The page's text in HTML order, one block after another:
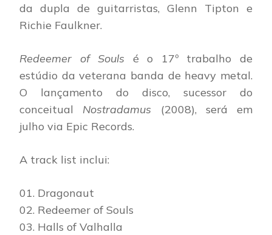
da dupla de guitarristas, Glenn Tipton e
Richie Faulkner.
Redeemer of Souls é o 17º trabalho de
estúdio da veterana banda de heavy metal.
O lançamento do disco, sucessor do
conceitual Nostradamus (2008), será em
julho via Epic Records.
A track list inclui:
01. Dragonaut
02. Redeemer of Souls
03. Halls of Valhalla